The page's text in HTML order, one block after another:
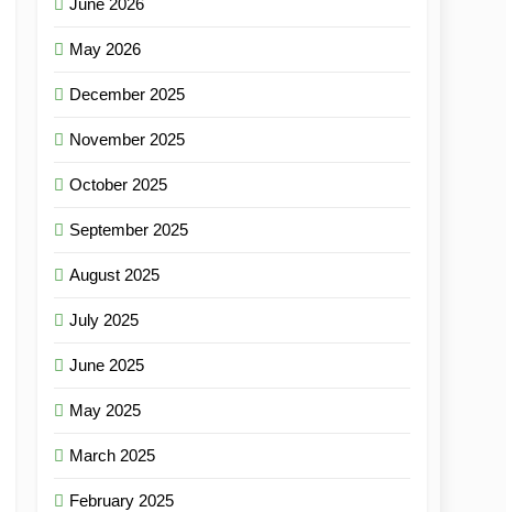
June 2026
May 2026
December 2025
November 2025
October 2025
September 2025
August 2025
July 2025
June 2025
May 2025
March 2025
February 2025